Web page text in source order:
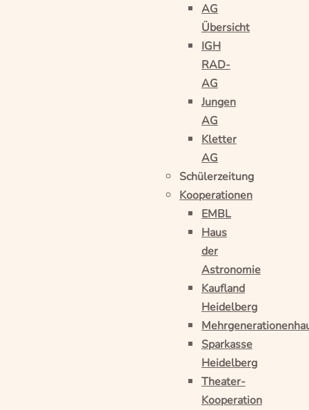
AG
Übersicht
IGH
RAD-
AG
Jungen
AG
Kletter
AG
Schülerzeitung
Kooperationen
EMBL
Haus
der
Astronomie
Kaufland
Heidelberg
Sparkasse
Heidelberg
Theater-
Kooperation